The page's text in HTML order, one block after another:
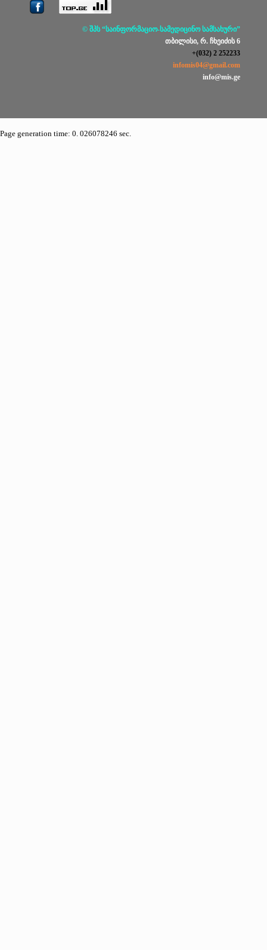
© შპს “საინფორმაციო-სამედიცინო სამსახური”
თბილისი, რ. ჩხეიძის 6
+(032) 2 252233
infomis04@gmail.com
info@mis.ge
Page generation time: 0. 026078246 sec.